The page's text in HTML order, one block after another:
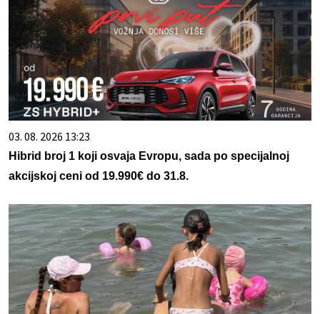
03. 08. 2026 13:23
Hibrid broj 1 koji osvaja Evropu, sada po specijalnoj
akcijskoj ceni od 19.990€ do 31.8.